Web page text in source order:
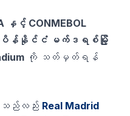
နှင့် CONMEBOL
န်နိုင်ငံ မက်ဒရစ်မြို့
ကို သတ်မှတ်ရန်
သည်လည်း Real Madrid